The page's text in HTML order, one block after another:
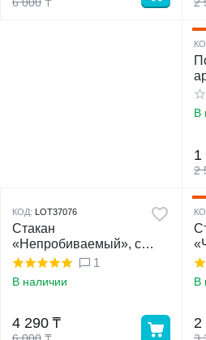
В
2
1
КОД: LOT37076
Стакан
«Непробиваемый», с
пулей, для виски, 250 мл
1
В наличии
4 290 ₸
В
2